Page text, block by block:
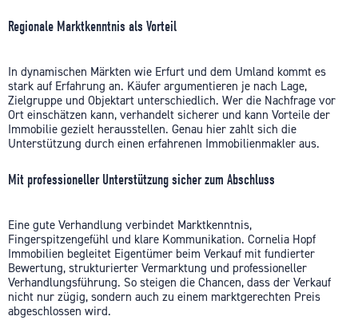
Regionale Marktkenntnis als Vorteil
In dynamischen Märkten wie Erfurt und dem Umland kommt es
stark auf Erfahrung an. Käufer argumentieren je nach Lage,
Zielgruppe und Objektart unterschiedlich. Wer die Nachfrage vor
Ort einschätzen kann, verhandelt sicherer und kann Vorteile der
Immobilie gezielt herausstellen. Genau hier zahlt sich die
Unterstützung durch einen erfahrenen Immobilienmakler aus.
Mit professioneller Unterstützung sicher zum Abschluss
Eine gute Verhandlung verbindet Marktkenntnis,
Fingerspitzengefühl und klare Kommunikation. Cornelia Hopf
Immobilien begleitet Eigentümer beim Verkauf mit fundierter
Bewertung, strukturierter Vermarktung und professioneller
Verhandlungsführung. So steigen die Chancen, dass der Verkauf
nicht nur zügig, sondern auch zu einem marktgerechten Preis
abgeschlossen wird.